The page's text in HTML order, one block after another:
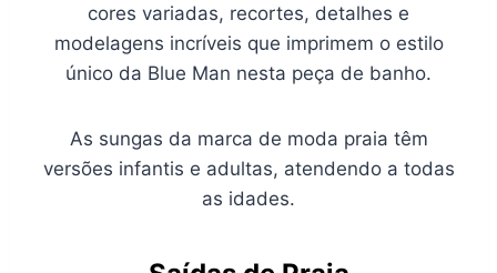
cores variadas, recortes, detalhes e
modelagens incríveis que imprimem o estilo
único da Blue Man nesta peça de banho.
As sungas da marca de moda praia têm
versões infantis e adultas, atendendo a todas
as idades.